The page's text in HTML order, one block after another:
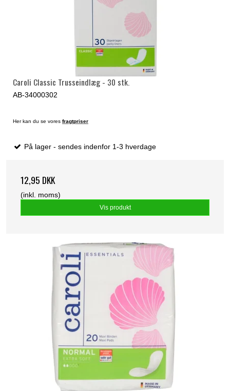
Caroli Classic Trusseindlæg - 30 stk.
AB-34000302
Her kan du se vores fragtpriser
På lager - sendes indenfor 1-3 hverdage
12,95 DKK
(inkl. moms)
Vis produkt